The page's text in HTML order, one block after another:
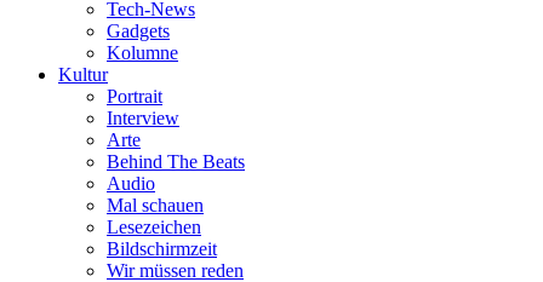
Tech-News
Gadgets
Kolumne
Kultur
Portrait
Interview
Arte
Behind The Beats
Audio
Mal schauen
Lesezeichen
Bildschirmzeit
Wir müssen reden